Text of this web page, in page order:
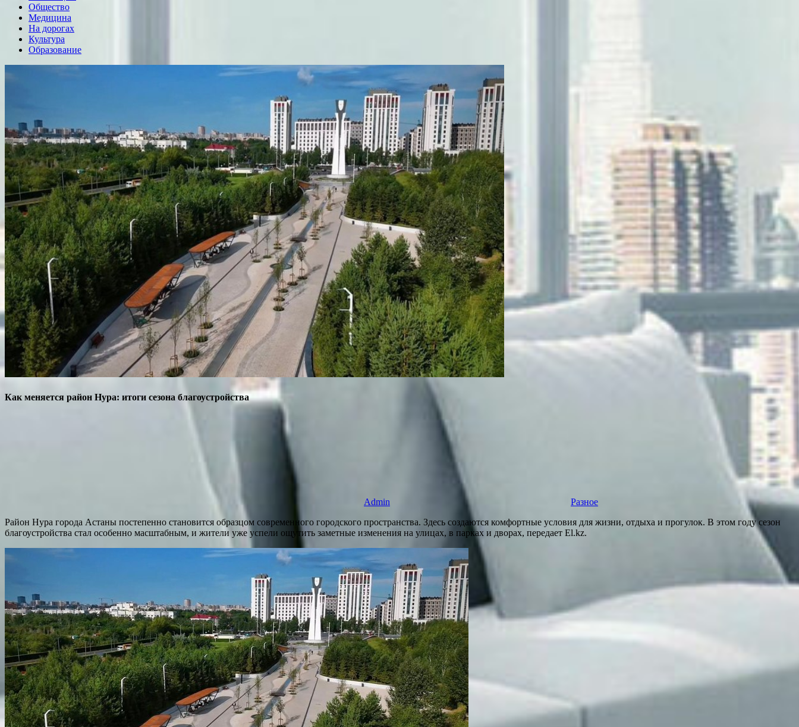
Общество
Медицина
На дорогах
Культура
Образование
Как меняется район Нура: итоги сезона благоустройства
Admin
Разное
Район Нура города Астаны постепенно становится образцом современного городского пространства. Здесь создаются комфортные условия для жизни, отдыха и прогулок. В этом году сезон
благоустройства стал особенно масштабным, и жители уже успели ощутить заметные изменения на улицах, в парках и дворах, передает El.kz.